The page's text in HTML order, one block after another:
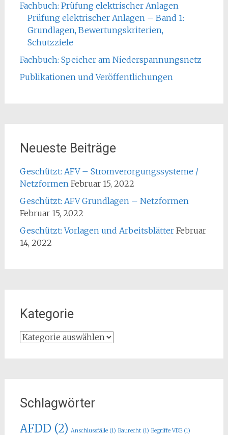
Fachbuch: Prüfung elektrischer Anlagen
Prüfung elektrischer Anlagen – Band 1:
Grundlagen, Bewertungskriterien,
Schutzziele
Fachbuch: Speicher am Niederspannungsnetz
Publikationen und Veröffentlichungen
Neueste Beiträge
Geschützt: AFV – Stromverorgungssysteme /
Netzformen Februar 15, 2022
Geschützt: AFV Grundlagen – Netzformen
Februar 15, 2022
Geschützt: Vorlagen und Arbeitsblätter Februar
14, 2022
Kategorie
Kategorie
Schlagwörter
AFDD (2) Anschlussfälle(1) Baurecht(1) Begriffe VDE(1)